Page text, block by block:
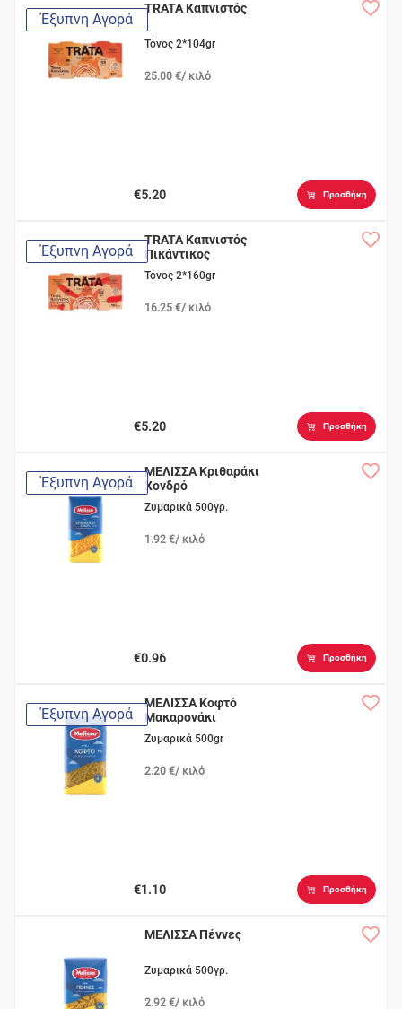
Έξυπνη Αγορά
TRATA Καπνιστός
Τόνος 2*104gr
25.00 €/ κιλό
€5.20 Προσθήκη
Έξυπνη Αγορά
TRATA Καπνιστός
Πικάντικος
Τόνος 2*160gr
16.25 €/ κιλό
€5.20 Προσθήκη
Έξυπνη Αγορά
ΜΕΛΙΣΣΑ Κριθαράκι
Χονδρό
Ζυμαρικά 500γρ.
1.92 €/ κιλό
€0.96 Προσθήκη
Έξυπνη Αγορά
ΜΕΛΙΣΣΑ Κοφτό
Μακαρονάκι
Ζυμαρικά 500gr
2.20 €/ κιλό
€1.10 Προσθήκη
ΜΕΛΙΣΣΑ Πέννες
Ζυμαρικά 500γρ.
2.92 €/ κιλό